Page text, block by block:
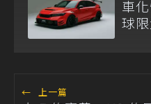
車
球
← 上一篇